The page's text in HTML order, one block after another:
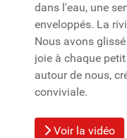
dans l'eau, une
enveloppés. La
Nous avons
joie à chaque
autour de nous,
conviviale.
Voir la vidéo